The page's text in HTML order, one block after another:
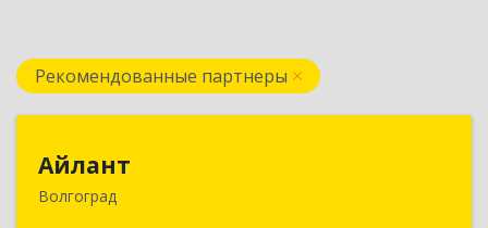
Рекомендованные партнеры
Айлант
Волгоград400001, Волгоградская обл, Волгоград г, им